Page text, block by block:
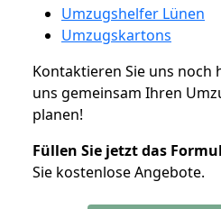
Umzugshelfer Lünen
Umzugskartons
Kontaktieren Sie uns noch
uns gemeinsam Ihren
planen!
Füllen Sie jetzt das
Sie kostenlose Angebote.